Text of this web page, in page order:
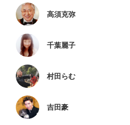
高須克弥
千葉麗子
村田らむ
吉田豪